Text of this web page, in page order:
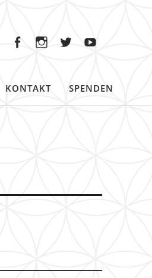
KONTAKT SPENDEN